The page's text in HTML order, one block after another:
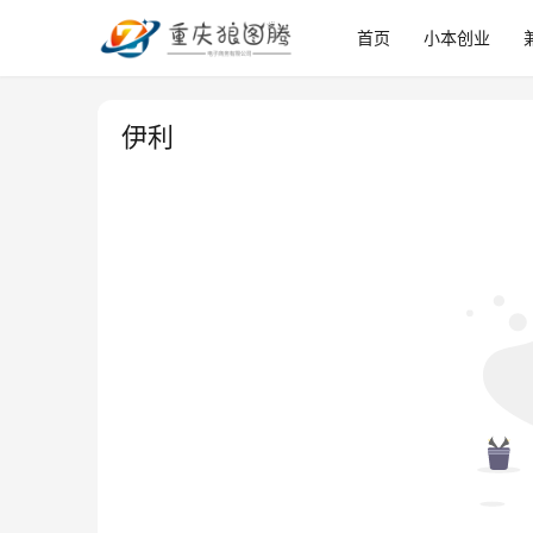
首页 小本创业
伊利